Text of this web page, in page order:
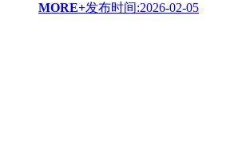
MORE+发布时间:2026-02-05